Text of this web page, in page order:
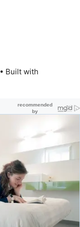
• Built with